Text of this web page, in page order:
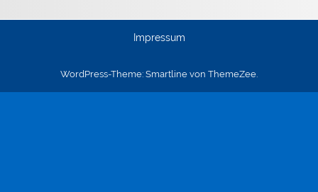
Impressum
WordPress-Theme: Smartline von ThemeZee.